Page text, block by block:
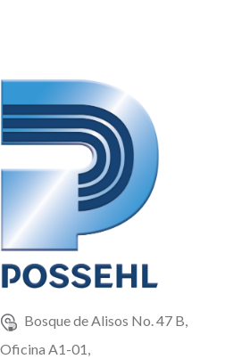
Bosque de Alisos No. 47 B,
Oficina A1-01,